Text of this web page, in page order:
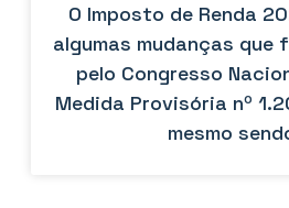
O Imposto de Renda
algumas mudanças que
pelo Congresso
Medida Provisória nº
mesmo